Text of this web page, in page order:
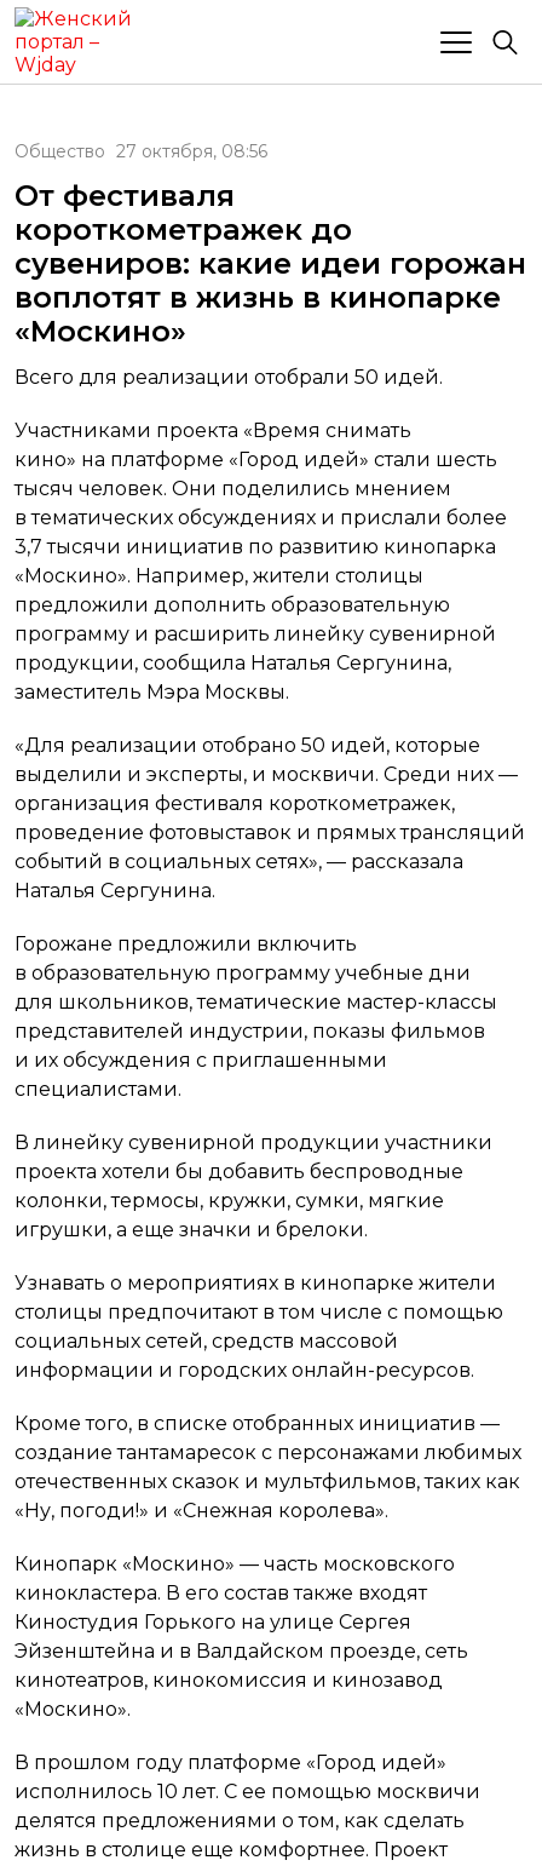
Общество 27 октября, 08:56
От фестиваля
короткометражек до
сувениров: какие идеи горожан
воплотят в жизнь в кинопарке
«Москино»
Всего для реализации отобрали 50 идей.
Участниками проекта «Время снимать
кино» на платформе «Город идей» стали шесть
тысяч человек. Они поделились мнением
в тематических обсуждениях и прислали более
3,7 тысячи инициатив по развитию кинопарка
«Москино». Например, жители столицы
предложили дополнить образовательную
программу и расширить линейку сувенирной
продукции, сообщила Наталья Сергунина,
заместитель Мэра Москвы.
«Для реализации отобрано 50 идей, которые
выделили и эксперты, и москвичи. Среди них —
организация фестиваля короткометражек,
проведение фотовыставок и прямых трансляций
событий в социальных сетях», — рассказала
Наталья Сергунина.
Горожане предложили включить
в образовательную программу учебные дни
для школьников, тематические мастер-классы
представителей индустрии, показы фильмов
и их обсуждения с приглашенными
специалистами.
В линейку сувенирной продукции участники
проекта хотели бы добавить беспроводные
колонки, термосы, кружки, сумки, мягкие
игрушки, а еще значки и брелоки.
Узнавать о мероприятиях в кинопарке жители
столицы предпочитают в том числе с помощью
социальных сетей, средств массовой
информации и городских онлайн-ресурсов.
Кроме того, в списке отобранных инициатив —
создание тантамаресок с персонажами любимых
отечественных сказок и мультфильмов, таких как
«Ну, погоди!» и «Снежная королева».
Кинопарк «Москино» — часть московского
кинокластера. В его состав также входят
Киностудия Горького на улице Сергея
Эйзенштейна и в Валдайском проезде, сеть
кинотеатров, кинокомиссия и кинозавод
«Москино».
В прошлом году платформе «Город идей»
исполнилось 10 лет. С ее помощью москвичи
делятся предложениями о том, как сделать
жизнь в столице еще комфортнее. Проект